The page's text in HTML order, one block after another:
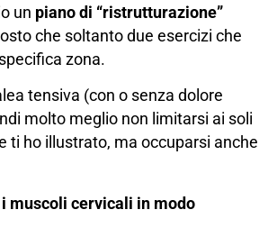
un piano di “ristrutturazione”
che soltanto due esercizi che
zona.
tensiva (con o senza dolore
molto meglio non limitarsi ai soli
ti ho illustrato, ma occuparsi anche
muscoli cervicali in modo